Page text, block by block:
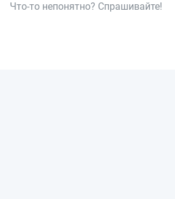
Что-то непонятно? Спрашивайте!